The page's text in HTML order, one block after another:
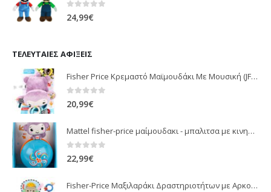
0 out of 5
24,99€
ΤΕΛΕΥΤΑΊΕΣ ΑΦΊΞΕΙΣ
Fisher Price Κρεμαστό Μαϊμουδάκι Με Μουσική (JFF02)
0 out of 5
20,99€
Mattel fisher-price μαίμουδακι - μπαλιτσα με κινηση JLB95
22,99€
Fisher-Price Μαξιλαράκι Δραστηριοτήτων με Αρκουδάκι (JHB44)